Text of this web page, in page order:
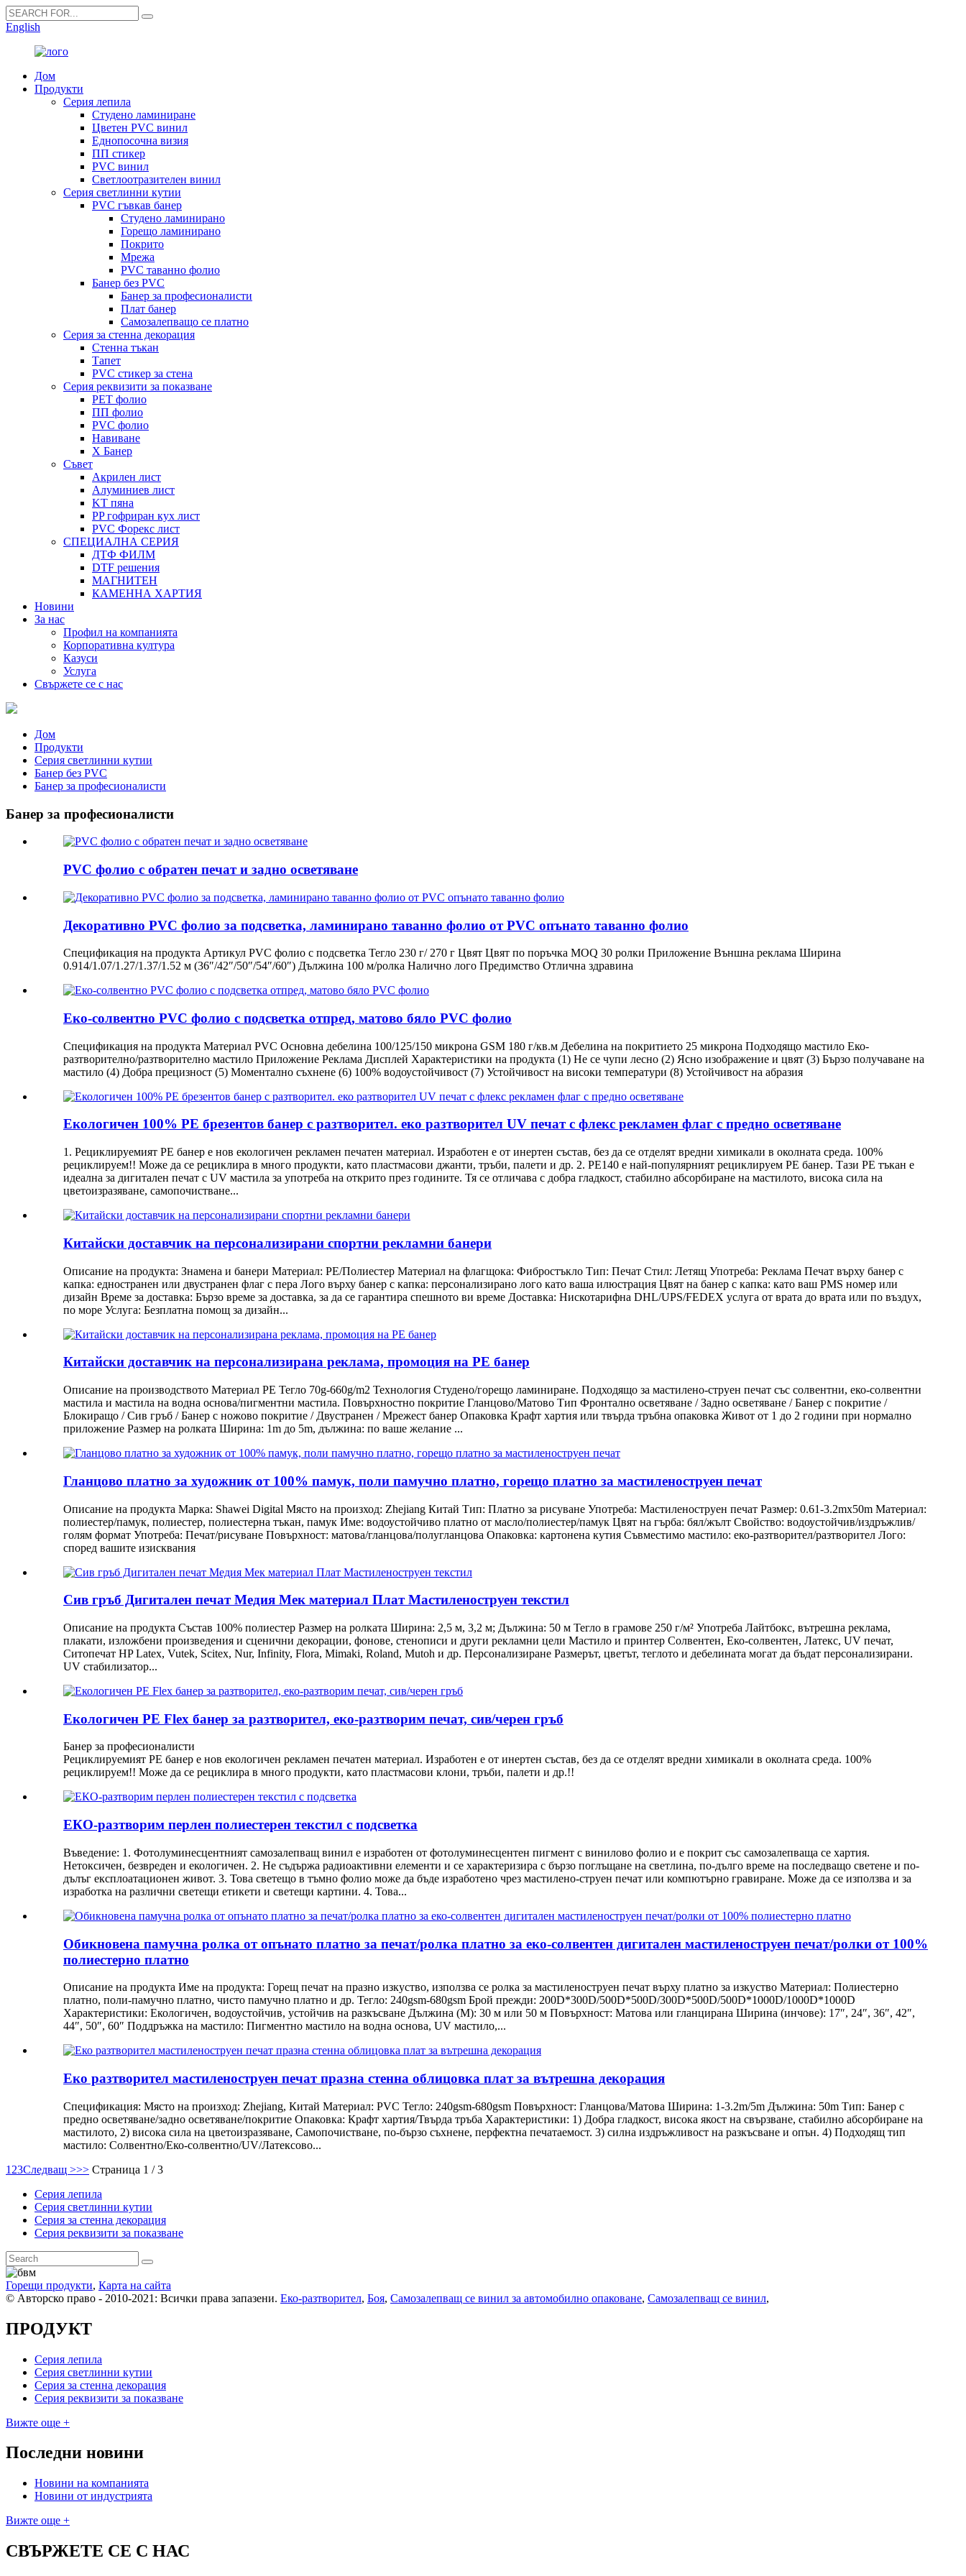
English
Дом
Продукти
Серия лепила
Студено ламиниране
Цветен PVC винил
Еднопосочна визия
ПП стикер
PVC винил
Светлоотразителен винил
Серия светлинни кутии
PVC гъвкав банер
Студено ламинирано
Горещо ламинирано
Покрито
Мрежа
PVC таванно фолио
Банер без PVC
Банер за професионалисти
Плат банер
Самозалепващо се платно
Серия за стенна декорация
Стенна тъкан
Тапет
PVC стикер за стена
Серия реквизити за показване
PET фолио
ПП фолио
PVC фолио
Навиване
X Банер
Съвет
Акрилен лист
Алуминиев лист
KT пяна
PP гофриран кух лист
PVC Форекс лист
СПЕЦИАЛНА СЕРИЯ
ДТФ ФИЛМ
DTF решения
МАГНИТЕН
КАМЕННА ХАРТИЯ
Новини
За нас
Профил на компанията
Корпоративна култура
Казуси
Услуга
Свържете се с нас
Дом
Продукти
Серия светлинни кутии
Банер без PVC
Банер за професионалисти
Банер за професионалисти
PVC фолио с обратен печат и задно осветяване
Декоративно PVC фолио за подсветка, ламинирано таванно фолио от PVC опънато таванно фолио
Спецификация на продукта Артикул PVC фолио с подсветка Тегло 230 г/ 270 г Цвят Цвят по поръчка MOQ 30 ролки Приложение Външна реклама Ширина
0.914/1.07/1.27/1.37/1.52 м (36″/42″/50″/54″/60″) Дължина 100 м/ролка Налично лого Предимство Отлична здравина
Еко-солвентно PVC фолио с подсветка отпред, матово бяло PVC фолио
Спецификация на продукта Материал PVC Основна дебелина 100/125/150 микрона GSM 180 г/кв.м Дебелина на покритието 25 микрона Подходящо мастило Еко-
разтворително/разтворително мастило Приложение Реклама Дисплей Характеристики на продукта (1) Не се чупи лесно (2) Ясно изображение и цвят (3) Бързо получаване на
мастило (4) Добра прецизност (5) Моментално съхнене (6) 100% водоустойчивост (7) Устойчивост на високи температури (8) Устойчивост на абразия
Екологичен 100% PE брезентов банер с разтворител. еко разтворител UV печат с флекс рекламен флаг с предно осветяване
1. Рециклируемият PE банер е нов екологичен рекламен печатен материал. Изработен е от инертен състав, без да се отделят вредни химикали в околната среда. 100%
рециклируем!! Може да се рециклира в много продукти, като пластмасови джанти, тръби, палети и др. 2. PE140 е най-популярният рециклируем PE банер. Тази PE тъкан е
идеална за дигитален печат с UV мастила за употреба на открито през годините. Тя се отличава с добра гладкост, стабилно абсорбиране на мастилото, висока сила на
цветоизразяване, самопочистване...
Китайски доставчик на персонализирани спортни рекламни банери
Описание на продукта: Знамена и банери Материал: PE/Полиестер Материал на флагщока: Фибростъкло Тип: Печат Стил: Летящ Употреба: Реклама Печат върху банер с
капка: едностранен или двустранен флаг с пера Лого върху банер с капка: персонализирано лого като ваша илюстрация Цвят на банер с капка: като ваш PMS номер или
дизайн Време за доставка: Бързо време за доставка, за да се гарантира спешното ви време Доставка: Нискотарифна DHL/UPS/FEDEX услуга от врата до врата или по въздух,
по море Услуга: Безплатна помощ за дизайн...
Китайски доставчик на персонализирана реклама, промоция на PE банер
Описание на производството Материал PE Тегло 70g-660g/m2 Технология Студено/горещо ламиниране. Подходящо за мастилено-струен печат със солвентни, еко-солвентни
мастила и мастила на водна основа/пигментни мастила. Повърхностно покритие Гланцово/Матово Тип Фронтално осветяване / Задно осветяване / Банер с покритие /
Блокиращо / Сив гръб / Банер с ножово покритие / Двустранен / Мрежест банер Опаковка Крафт хартия или твърда тръбна опаковка Живот от 1 до 2 години при нормално
приложение Размер на ролката Ширина: 1m до 5m, дължина: по ваше желание ...
Гланцово платно за художник от 100% памук, поли памучно платно, горещо платно за мастиленоструен печат
Описание на продукта Марка: Shawei Digital Място на произход: Zhejiang Китай Тип: Платно за рисуване Употреба: Мастиленоструен печат Размер: 0.61-3.2mx50m Материал:
полиестер/памук, полиестер, полиестерна тъкан, памук Име: водоустойчиво платно от масло/полиестер/памук Цвят на гърба: бял/жълт Свойство: водоустойчив/издръжлив/
голям формат Употреба: Печат/рисуване Повърхност: матова/гланцова/полугланцова Опаковка: картонена кутия Съвместимо мастило: еко-разтворител/разтворител Лого:
според вашите изисквания
Сив гръб Дигитален печат Медия Мек материал Плат Мастиленоструен текстил
Описание на продукта Състав 100% полиестер Размер на ролката Ширина: 2,5 м, 3,2 м; Дължина: 50 м Тегло в грамове 250 г/м² Употреба Лайтбокс, вътрешна реклама,
плакати, изложбени произведения и сценични декорации, фонове, стенописи и други рекламни цели Мастило и принтер Солвентен, Еко-солвентен, Латекс, UV печат,
Ситопечат HP Latex, Vutek, Scitex, Nur, Infinity, Flora, Mimaki, Roland, Mutoh и др. Персонализиране Размерът, цветът, теглото и дебелината могат да бъдат персонализирани.
UV стабилизатор...
Екологичен PE Flex банер за разтворител, еко-разтворим печат, сив/черен гръб
Банер за професионалисти
Рециклируемият PE банер е нов екологичен рекламен печатен материал. Изработен е от инертен състав, без да се отделят вредни химикали в околната среда. 100%
рециклируем!! Може да се рециклира в много продукти, като пластмасови клони, тръби, палети и др.!!
ЕКО-разтворим перлен полиестерен текстил с подсветка
Въведение: 1. Фотолуминесцентният самозалепващ винил е изработен от фотолуминесцентен пигмент с винилово фолио и е покрит със самозалепваща се хартия.
Нетоксичен, безвреден и екологичен. 2. Не съдържа радиоактивни елементи и се характеризира с бързо поглъщане на светлина, по-дълго време на последващо светене и по-
дълъг експлоатационен живот. 3. Това светещо в тъмно фолио може да бъде изработено чрез мастилено-струен печат или компютърно гравиране. Може да се използва и за
изработка на различни светещи етикети и светещи картини. 4. Това...
Обикновена памучна ролка от опънато платно за печат/ролка платно за еко-солвентен дигитален мастиленоструен печат/ролки от 100%
полиестерно платно
Описание на продукта Име на продукта: Горещ печат на празно изкуство, използва се ролка за мастиленоструен печат върху платно за изкуство Материал: Полиестерно
платно, поли-памучно платно, чисто памучно платно и др. Тегло: 240gsm-680gsm Брой прежди: 200D*300D/500D*500D/300D*500D/500D*1000D/1000D*1000D
Характеристики: Екологичен, водоустойчив, устойчив на разкъсване Дължина (M): 30 м или 50 м Повърхност: Матова или гланцирана Ширина (инчове): 17″, 24″, 36″, 42″,
44″, 50″, 60″ Поддръжка на мастило: Пигментно мастило на водна основа, UV мастило,...
Еко разтворител мастиленоструен печат празна стенна облицовка плат за вътрешна декорация
Спецификация: Място на произход: Zhejiang, Китай Материал: PVC Тегло: 240gsm-680gsm Повърхност: Гланцова/Матова Ширина: 1-3.2m/5m Дължина: 50m Тип: Банер с
предно осветяване/задно осветяване/покритие Опаковка: Крафт хартия/Твърда тръба Характеристики: 1) Добра гладкост, висока якост на свързване, стабилно абсорбиране на
мастилото, 2) висока сила на цветоизразяване, Самопочистване, по-бързо съхнене, перфектна печатаемост. 3) силна издръжливост на разкъсване и опън. 4) Подходящ тип
мастило: Солвентно/Еко-солвентно/UV/Латексово...
1 23Следващ >>> Страница 1 / 3
Серия лепила
Серия светлинни кутии
Серия за стенна декорация
Серия реквизити за показване
Горещи продукти, Карта на сайта
© Авторско право - 2010-2021: Всички права запазени. Еко-разтворител, Боя, Самозалепващ се винил за автомобилно опаковане, Самозалепващ се винил,
ПРОДУКТ
Серия лепила
Серия светлинни кутии
Серия за стенна декорация
Серия реквизити за показване
Вижте още +
Последни новини
Новини на компанията
Новини от индустрията
Вижте още +
СВЪРЖЕТЕ СЕ С НАС